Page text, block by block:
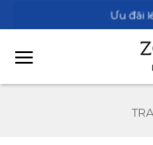
qua
nội
Ưu đãi